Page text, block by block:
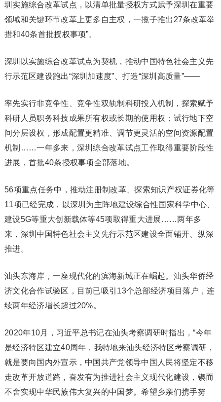
圳实施综合改革试点，以清单批量授权方式赋予深圳在重要
领域和关键环节改革上更多自主权，一揽子推出27条改革举
措和40条首批授权事项”。
深圳以实施综合改革试点为契机，推动中国特色社会主义先
行示范区建设跑出“深圳加速度”、打造“深圳高质量”——
率先实行非竞争性、竞争性双轨制科研投入机制，探索赋予
科研人员职务科技成果所有权或长期的使用权；试行地下空
间分层设权，形成配置更精准、调节更灵活的空间资源配置
机制……一年多来，深圳综合改革试点工作取得重要阶段性
进展，首批40条授权事项全部落地。
56项重点任务中，推动注册制改革、探索知识产权证券化等
11项已经完成，以深圳为主阵地建设综合性国家科学中心、
建设5G等重大创新载体等45项取得重大进展……两年多
来，深圳中国特色社会主义先行示范区建设全面铺开、纵深
推进。
汕头东海岸，一座现代化的滨海新城正在崛起。汕头华侨经
济文化合作试验区，目前已吸引13个总部经济项目落户，连
续两年经济增长超过20%。
2020年10月，习近平总书记在汕头考察调研时指出，“今年
是经济特区建立40周年，我特地来汕头经济特区考察调研，
就是要向国内外宣示，中国共产党领导中国人民将坚定不移
走改革开放道路，奋发有为推进社会主义现代化建设，锲而
不舍实现中华民族伟大复兴的中国梦。希望乡亲们携手努